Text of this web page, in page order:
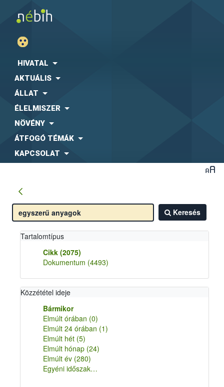
HIVATAL
AKTUÁLIS
ÁLLAT
ÉLELMISZER
NÖVÉNY
ÁTFOGÓ TÉMÁK
KAPCSOLAT
Keresés
Tartalomtípus
Cikk (2075)
Dokumentum (4493)
Közzététel ideje
Bármikor
Elmúlt órában (0)
Elmúlt 24 órában (1)
Elmúlt hét (5)
Elmúlt hónap (24)
Elmúlt év (280)
Egyéni időszak…